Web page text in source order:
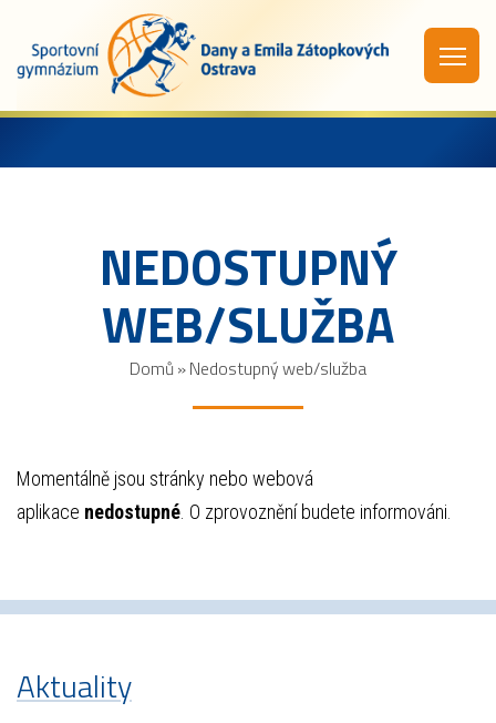
NEDOSTUPNÝ
WEB/SLUŽBA
Domů »Nedostupný web/služba
Momentálně jsou stránky nebo webová
aplikace nedostupné. O zprovoznění budete informováni.
Aktuality